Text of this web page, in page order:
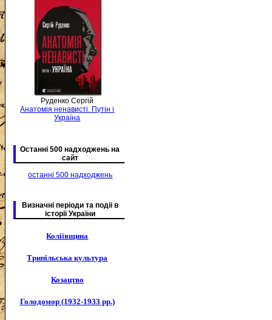
Руденко Сергій
Анатомія ненависті. Путін і
Україна
Останні 500 надходжень на
сайт
останні 500 надходжень
Визначні періоди та подіі в
історії України
Коліївщина
Трипільська культура
Козацтво
Голодомор (1932-1933 рр.)